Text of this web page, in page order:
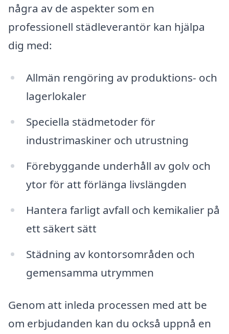
några av de aspekter som en
professionell städleverantör kan hjälpa
dig med:
Allmän rengöring av produktions- och
lagerlokaler
Speciella städmetoder för
industrimaskiner och utrustning
Förebyggande underhåll av golv och
ytor för att förlänga livslängden
Hantera farligt avfall och kemikalier på
ett säkert sätt
Städning av kontorsområden och
gemensamma utrymmen
Genom att inleda processen med att be
om erbjudanden kan du också uppnå en